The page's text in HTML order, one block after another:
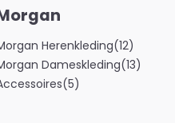
Herenkleding(12)
Dameskleding(13)
(5)